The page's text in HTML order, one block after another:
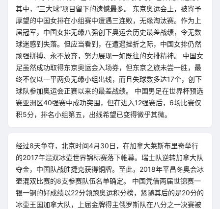
其中，“三大球”项目留下的遗憾最多。 东京奥运会上，被寄予
厚望的中国女排在小组赛中遭遇三连败，无缘淘汰赛。作为上
届冠军，中国女排无缘八强创下奥运会历史最差战绩，令无数
球迷感到失落。但应当看到，在遭遇挫折之际，中国女排仍然
顽强拼搏、永不放弃，努力展现一如既往的女排精神。 中国女
足虽然成功取得东京奥运会入场券，但东京之旅未尝一胜，最
终不仅以一平两负无缘小组出线，而且失球数多达17个，创下
球队参加奥运会正赛以来的最差战绩。 中国男足在世界杯预选
赛亚洲区40强赛中成功突围，但在进入12强赛后，6场比赛仅
积5分，排名小组第五，出线希望已变得微乎其微。
经过8天争夺，北京时间4月30日，在加拿大莱斯布里奇举行
的2017年混双冰壶世界锦标赛落下帷幕。瑞士队逆转加拿大队
夺金，中国队战胜捷克获得铜牌。至此，2018年平昌冬奥会冰
壶混双比赛的8支参赛队伍名单确定。 中国凭借两届世锦赛一
银一铜的好成绩以22分领跑奥运积分榜，紧随其后的是20分的
冰壶王国加拿大队，上届金牌得主俄罗斯队在八分之一决赛被